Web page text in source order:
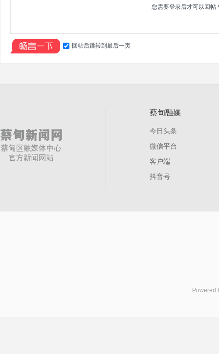
您需要登录后才可以回帖
回帖后跳转到最后一页
蔡甸融媒
今日头条
微信平台
客户端
抖音号
Powered